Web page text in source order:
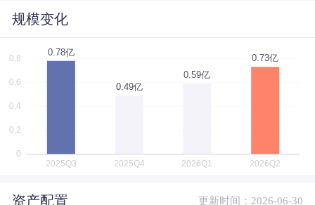
规模变化
资产配置 更新时间：2026-06-30